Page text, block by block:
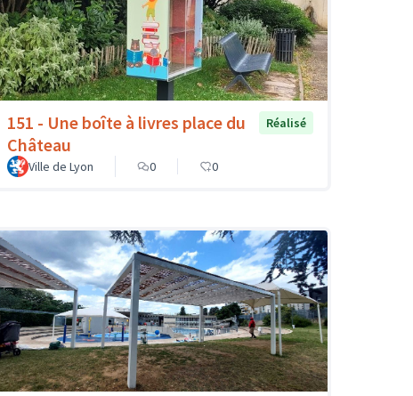
151 - Une boîte à livres place du
Château
Réalisé
Ville de Lyon 0 0